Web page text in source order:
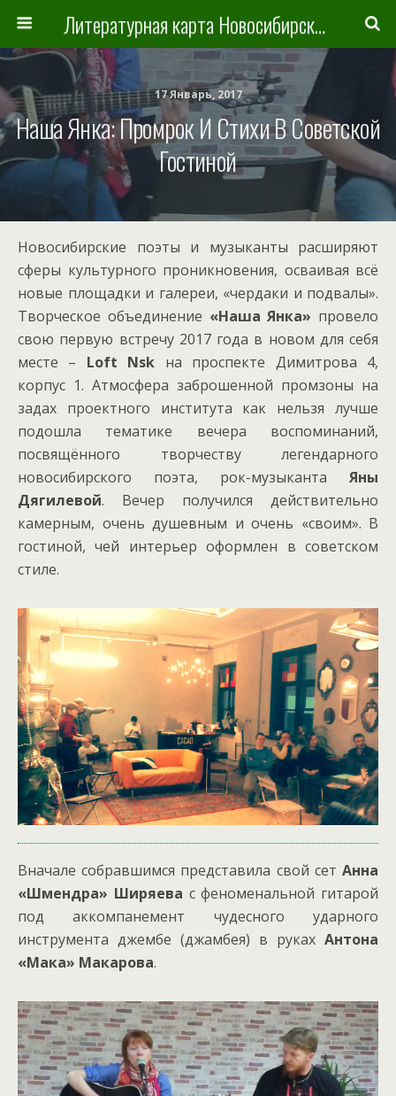
Литературная карта Новосибирска и Новосибирской области
17 Январь, 2017
Наша Янка: Промрок И Стихи В Советской
Гостиной
Новосибирские поэты и музыканты расширяют
сферы культурного проникновения, осваивая всё
новые площадки и галереи, «чердаки и подвалы».
Творческое объединение «Наша Янка» провело
свою первую встречу 2017 года в новом для себя
месте – Loft Nsk на проспекте Димитрова 4,
корпус 1. Атмосфера заброшенной промзоны на
задах проектного института как нельзя лучше
подошла тематике вечера воспоминаний,
посвящённого творчеству легендарного
новосибирского поэта, рок-музыканта Яны
Дягилевой. Вечер получился действительно
камерным, очень душевным и очень «своим». В
гостиной, чей интерьер оформлен в советском
стиле.
Вначале собравшимся представила свой сет Анна
«Шмендра» Ширяева с феноменальной гитарой
под аккомпанемент чудесного ударного
инструмента джембе (джамбея) в руках Антона
«Мака» Макарова.